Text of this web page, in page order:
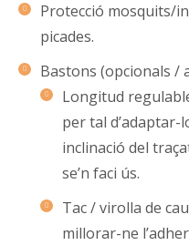
Protecció mosquits/
picades.
Bastons (opcionals /
Longitud
per tal
inclinació del
se’n faci ús.
Tac / virolla de
millorar-ne